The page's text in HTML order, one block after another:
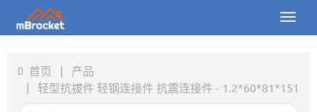
Toggle
产品
首页 | 产品
| 轻型抗拔件 轻钢连接件 抗震连接件 - 1.2*60*81*151